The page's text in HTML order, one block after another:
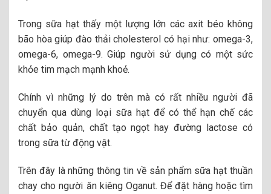
Trong sữa hạt thấy một lượng lớn các axit béo không
bão hòa giúp đào thải cholesterol có hại như: omega-3,
omega-6, omega-9. Giúp người sử dụng có một sức
khỏe tim mạch mạnh khoẻ.
Chính vì những lý do trên mà có rất nhiều người đã
chuyển qua dùng loại sữa hạt để có thể hạn chế các
chất bảo quản, chất tạo ngọt hay đường lactose có
trong sữa từ động vật.
Trên đây là những thông tin về sản phẩm sữa hạt thuần
chay cho người ăn kiêng Oganut. Để đặt hàng hoặc tìm